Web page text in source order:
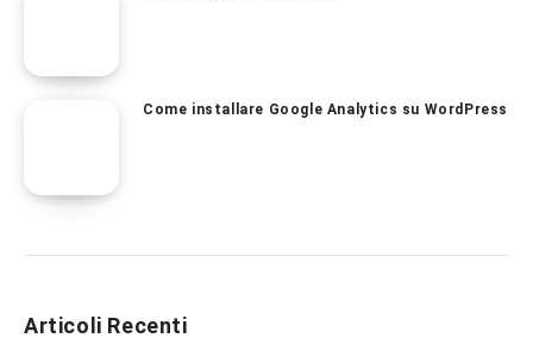
Come installare Google Analytics su WordPress
Articoli Recenti